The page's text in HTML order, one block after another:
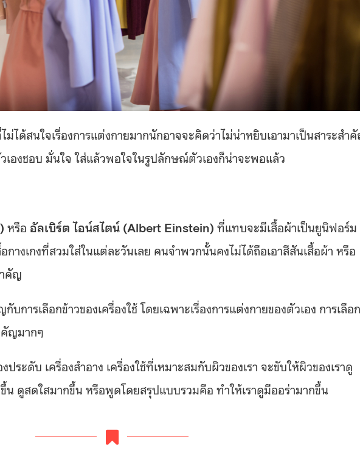
ได้สนใจเรื่องการแต่งกายมากนักอาจจะคิดว่าไม่น่าหยิบเอามาเป็นสาระสำ
เองชอบ มั่นใจ ใส่แล้วพอใจในรูปลักษณ์ตัวเองก็น่าจะพอแล้ว
หรือ อัลเบิร์ต ไอน์สไตน์ (Albert Einstein) ที่แทบจะมีเสื้อผ้าเป็นยูนิฟอร์ม
กางเกงที่สวมใส่ในแต่ละวันเลย คนจำพวกนั้นคงไม่ได้ถือเอาสีสันเสื้อผ้า หรือ
คัญ
การเลือกข้าวของเครื่องใช้ โดยเฉพาะเรื่องการแต่งกายของตัวเอง การเลือก
คัญมากๆ
ประดับ เครื่องสำอาง เครื่องใช้ที่เหมาะสมกับผิวของเรา จะขับให้ผิวของเราดู
น ดูสดใสมากขึ้น หรือพูดโดยสรุปแบบรวมคือ ทำให้เราดูมีออร่ามากขึ้น